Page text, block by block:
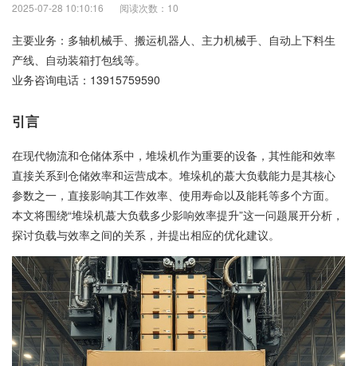
2025-07-28 10:10:16 阅读次数：10
主要业务：多轴机械手、搬运机器人、主力机械手、自动上下料生
产线、自动装箱打包线等。
业务咨询电话： 13915759590
引言
在现代物流和仓储体系中，堆垛机作为重要的设备，其性能和效率
直接关系到仓储效率和运营成本。堆垛机的蕞大负载能力是其核心
参数之一，直接影响其工作效率、使用寿命以及能耗等多个方面。
本文将围绕“堆垛机蕞大负载多少影响效率提升”这一问题展开分析，
探讨负载与效率之间的关系，并提出相应的优化建议。